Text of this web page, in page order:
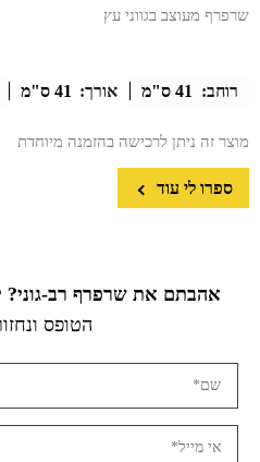
שרפרף מעוצב בגווני עץ
רוחב: 41 ס"מ אורך: 41 ס"מ
מוצר זה ניתן לרכישה בהזמנה מיוחדת
ספרו לי עוד
אהבתם את שרפרף רב-
הטופס